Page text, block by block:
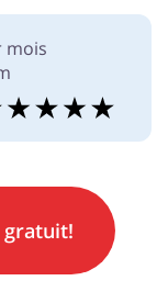
mois
gratuit!